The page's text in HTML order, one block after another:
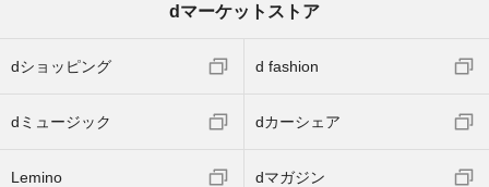
dマーケットストア
dショッピング d fashion
dミュージック dカーシェア
Lemino dマガジン